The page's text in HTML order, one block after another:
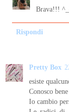
Brava!!!
Rispondi
Pretty Box
esiste
Conosco
Io cambio